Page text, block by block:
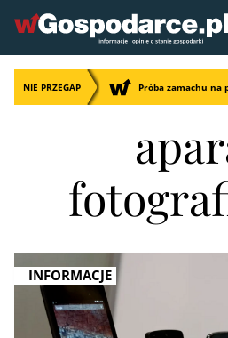
NIE PRZEGAP Próba zamachu na
INFORMACJE